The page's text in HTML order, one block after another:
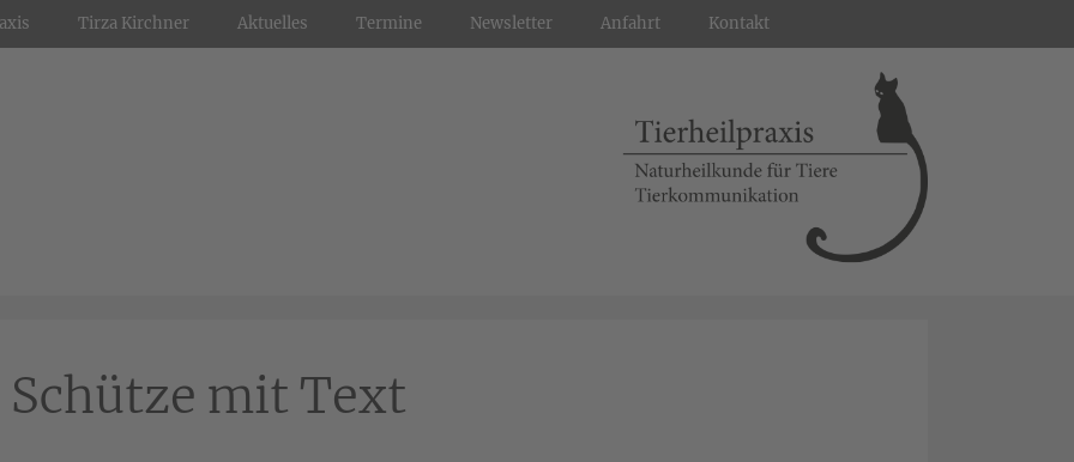
Tirza Kirchner Aktuelles Termine Newsletter Anfahrt Kontakt
Schütze mit Text